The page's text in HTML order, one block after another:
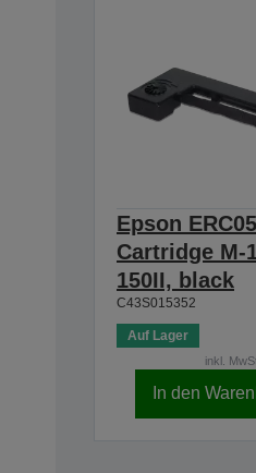
Epson
Cartridge M-
150II, black
C43S015352
Auf Lager
inkl.
In den